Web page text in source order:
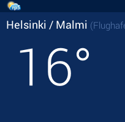
Helsinki / Malmi
16°